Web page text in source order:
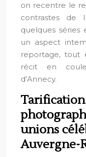
on recentre le
contrastes de
quelques
un aspect
reportage, tout
récit en
d’Annecy.
Tarification
unions
Auvergne-